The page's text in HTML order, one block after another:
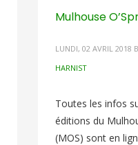
Mulhouse
LUNDI, 02 AVRIL 2018
HARNIST
Toutes les infos
éditions du
(MOS) sont en